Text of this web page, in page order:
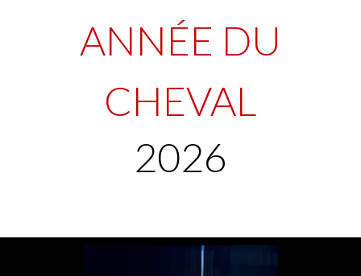
ANNÉE DU
CHEVAL
2026